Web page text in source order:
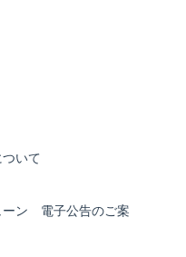
いて
ーン 電子公告のご案